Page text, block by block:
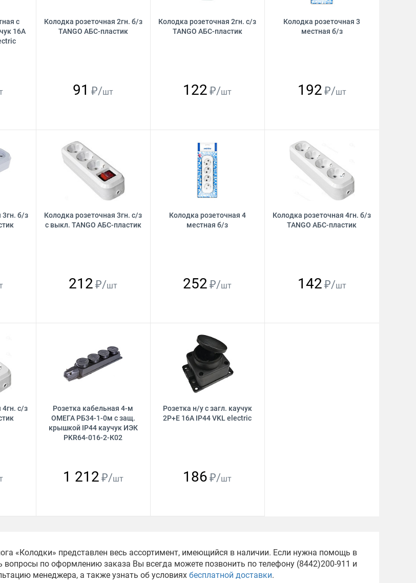
с
16А
Колодка розеточная 2гн. б/з
TANGO АБС-пластик
91 ₽/шт
Колодка розеточная 2гн. с/з
TANGO АБС-пластик
122 ₽/шт
Колодка розеточная 3
местная б/з
192 ₽/шт
3гн. б/з
Колодка розеточная 3гн. с/з
с выкл. TANGO АБС-пластик
212 ₽/шт
Колодка розеточная 4
местная б/з
252 ₽/шт
Колодка розеточная 4гн. б/з
TANGO АБС-пластик
142 ₽/шт
4гн. с/з
Розетка кабельная 4-м
ОМЕГА РБ34-1-0м с защ.
крышкой IP44 каучук ИЭК
PKR64-016-2-К02
1 212 ₽/шт
Розетка н/у с загл. каучук
2Р+Е 16А IР44 VKL electric
186 ₽/шт
«Колодки» представлен весь ассортимент, имеющийся в наличии. Если нужна помощь в
вопросы по оформлению заказа Вы всегда можете позвонить по телефону (8442)200-911 и
менеджера, а также узнать об условиях бесплатной доставки.